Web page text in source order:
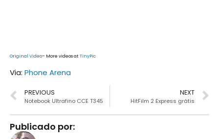
Original Video– More videos atTinyPic
Via: Phone Arena
PREVIOUS
Notebook Ultrafino CCE T345
NEXT
HitFilm 2 Express grátis
Publicado por: